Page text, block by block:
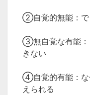
②自覚的無能：で
③無自覚な有能：
きない
④自覚的有能：な
えられる